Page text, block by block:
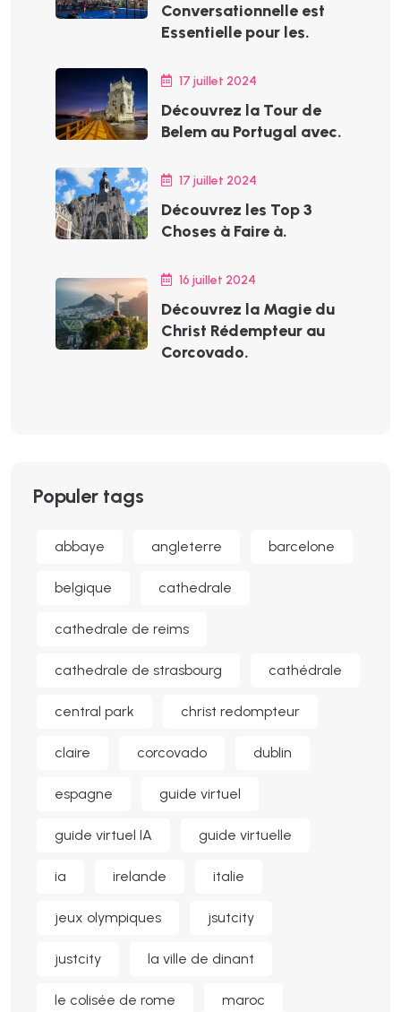
Conversationnelle est
Essentielle pour les.
17 juillet 2024
Découvrez la Tour de
Belem au Portugal avec.
17 juillet 2024
Découvrez les Top 3
Choses à Faire à.
16 juillet 2024
Découvrez la Magie du
Christ Rédempteur au
Corcovado.
Populer tags
abbaye angleterre barcelone
belgique cathedrale
cathedrale de reims
cathedrale de strasbourg cathédrale
central park christ redompteur
claire corcovado dublin
espagne guide virtuel
guide virtuel IA guide virtuelle
ia irelande italie
jeux olympiques jsutcity
justcity la ville de dinant
le colisée de rome maroc